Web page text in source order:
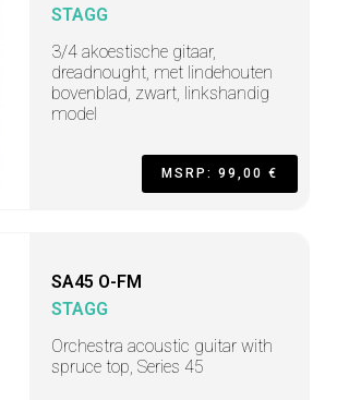
STAGG
3/4 akoestische gitaar,
dreadnought, met lindehouten
bovenblad, zwart, linkshandig
model
MSRP: 99,00 €
SA45 O-FM
STAGG
Orchestra acoustic guitar with
spruce top, Series 45